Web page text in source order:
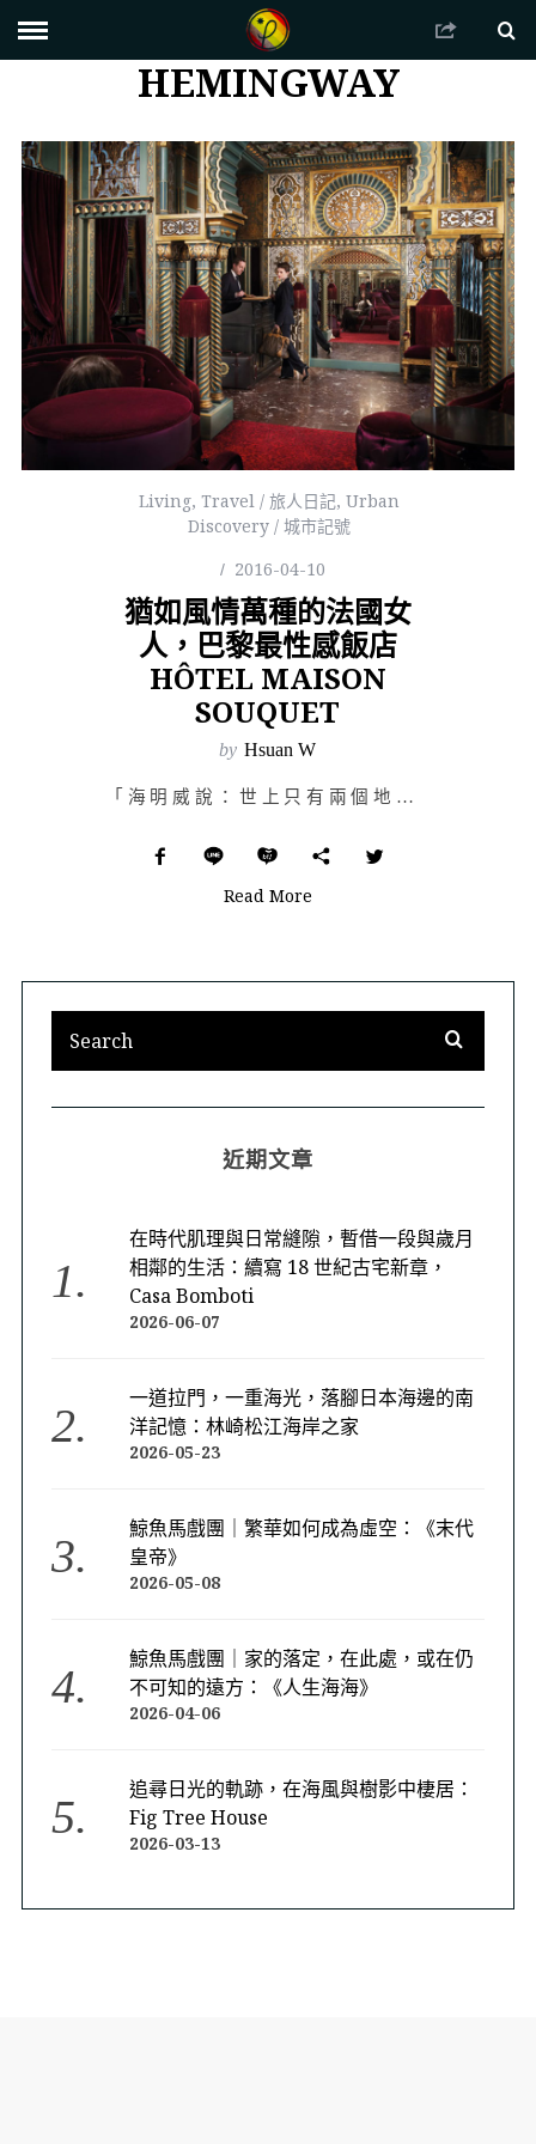
HEMINGWAY
Living,Travel / 旅人日記,Urban
Discovery / 城市記號
2016-04-10
猶如風情萬種的法國女
人，巴黎最性感飯店
HÔTEL MAISON
SOUQUET
by Hsuan W
「海明威說：世上只有兩個地方可以使我們生活的優遊自得，故鄉和巴黎。」 Ernest Hemingwa…
Read More
近期文章
在時代肌理與日常縫隙，暫借一段與歲月
相鄰的生活：續寫 18 世紀古宅新章，
Casa Bomboti
2026-06-07
一道拉門，一重海光，落腳日本海邊的南
洋記憶：林崎松江海岸之家
2026-05-23
鯨魚馬戲團｜繁華如何成為虛空：《末代
皇帝》
2026-05-08
鯨魚馬戲團｜家的落定，在此處，或在仍
不可知的遠方：《人生海海》
2026-04-06
追尋日光的軌跡，在海風與樹影中棲居：
Fig Tree House
2026-03-13